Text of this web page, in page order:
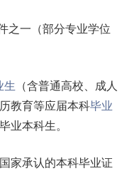
之一（部分专业学位
生 （含普通高校、成人
教育等应届本科毕业
业本科生。
家承认的本科毕业证